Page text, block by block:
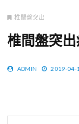
椎間盤突出
椎間盤突
ADMIN 2019-04-